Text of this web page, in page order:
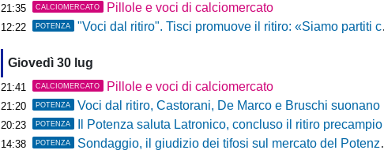
21:35 CALCIOMERCATO Pillole e voci di calciomercato
12:22 POTENZA "Voci dal ritiro". Tisci promuove il ritiro: «Siamo partiti con il piede giusto. Ad Ascoli per giocarci le nostre carte»
Giovedì 30 lug
21:41 CALCIOMERCATO Pillole e voci di calciomercato
21:20 POTENZA Voci dal ritiro, Castorani, De Marco e Bruschi suonano la carica: "Siamo pronti, non vediamo l'ora di iniziare"
20:23 POTENZA Il Potenza saluta Latronico, concluso il ritiro precampionato, da domani si torna al Viviani
14:38 POTENZA Sondaggio, il giudizio dei tifosi sul mercato del Potenza: prevale la fiducia, ma resta l'attesa per gli ultimi colpi